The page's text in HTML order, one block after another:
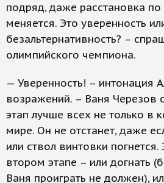
подряд, даже расстановка по
меняется. Это уверенность
безальтернативность? –
олимпийского чемпиона.
— Уверенность! – интонация
возражений. – Ваня Черезов
этап лучше всех не только в
мире. Он не отстанет, даже
или ствол винтовки
втором этапе – или догнать
Ваня проиграть не должен),